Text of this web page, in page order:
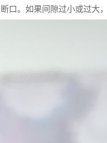
口。如果间隙过小或过大